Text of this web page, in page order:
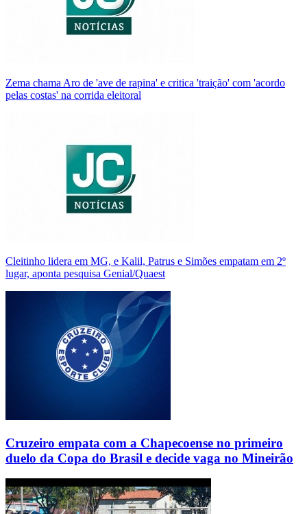
Zema chama Aro de 'ave de rapina' e critica 'traição' com 'acordo
pelas costas' na corrida eleitoral
Cleitinho lidera em MG, e Kalil, Patrus e Simões empatam em 2º
lugar, aponta pesquisa Genial/Quaest
Cruzeiro empata com a Chapecoense no primeiro
duelo da Copa do Brasil e decide vaga no Mineirão